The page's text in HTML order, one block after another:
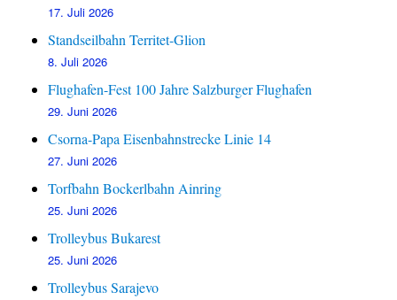
17. Juli 2026
Standseilbahn Territet-Glion
8. Juli 2026
Flughafen-Fest 100 Jahre Salzburger Flughafen
29. Juni 2026
Csorna-Papa Eisenbahnstrecke Linie 14
27. Juni 2026
Torfbahn Bockerlbahn Ainring
25. Juni 2026
Trolleybus Bukarest
25. Juni 2026
Trolleybus Sarajevo